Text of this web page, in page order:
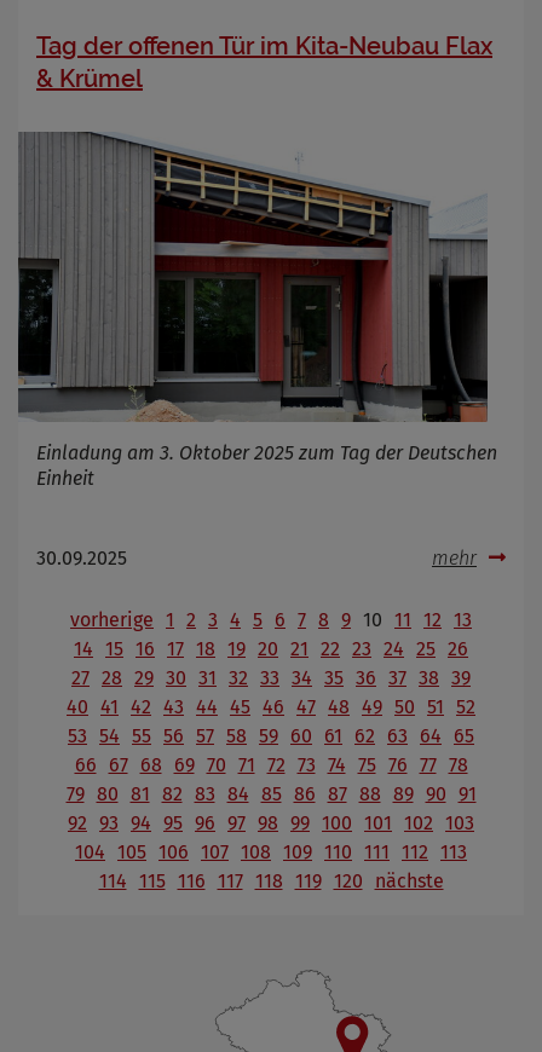
Tag der offenen Tür im Kita-Neubau Flax
& Krümel
Einladung am 3. Oktober 2025 zum Tag der Deutschen
Einheit
30.09.2025 mehr
vorherige 1 2 3 4 5 6 7 8 9 10 11 12 13
14 15 16 17 18 19 20 21 22 23 24 25 26
27 28 29 30 31 32 33 34 35 36 37 38 39
40 41 42 43 44 45 46 47 48 49 50 51
52
53 54 55 56 57 58 59 60 61 62 63 64
65
66
67 68 69 70 71 72 73 74 75 76 77 78
79 80 81 82 83 84 85 86 87 88 89 90 91
92 93 94 95 96 97 98 99 100 101 102 103
104 105 106 107 108 109 110 111 112 113
114 115 116 117 118 119 120 nächste